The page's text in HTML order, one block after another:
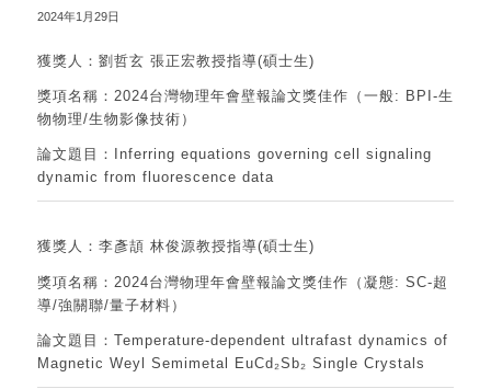
2024年1月29日
獲獎人：劉哲玄 張正宏教授指導(碩士生)
獎項名稱：2024台灣物理年會壁報論文獎佳作（一般: BPI-生
物物理/生物影像技術）
論文題目：Inferring equations governing cell signaling
dynamic from fluorescence data
獲獎人：李彥頡 林俊源教授指導(碩士生)
獎項名稱：2024台灣物理年會壁報論文獎佳作（凝態: SC-超
導/強關聯/量子材料）
論文題目：Temperature-dependent ultrafast dynamics of
Magnetic Weyl Semimetal EuCd₂Sb₂ Single Crystals